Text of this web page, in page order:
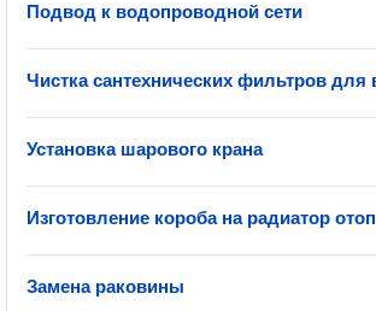
Подвод к водопроводной сети
Чистка сантехнических фильтров для
Установка шарового крана
Изготовление короба на радиатор
Замена раковины